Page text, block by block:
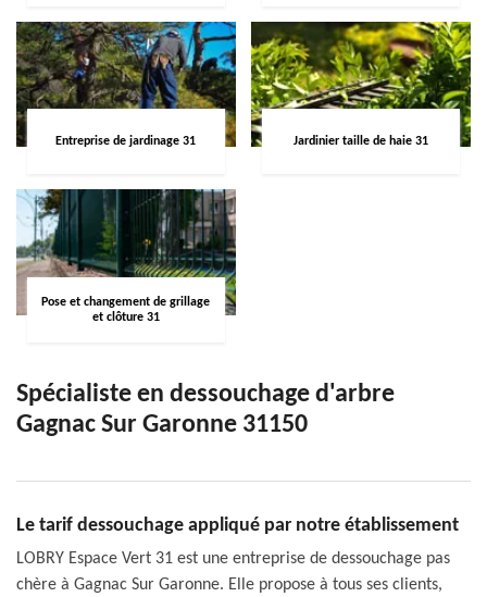
Entreprise de jardinage 31 Jardinier taille de haie 31
Pose et changement de grillage
et clôture 31
Spécialiste en dessouchage d'arbre
Gagnac Sur Garonne 31150
Le tarif dessouchage appliqué par notre établissement
LOBRY Espace Vert 31 est une entreprise de dessouchage pas
chère à Gagnac Sur Garonne. Elle propose à tous ses clients,